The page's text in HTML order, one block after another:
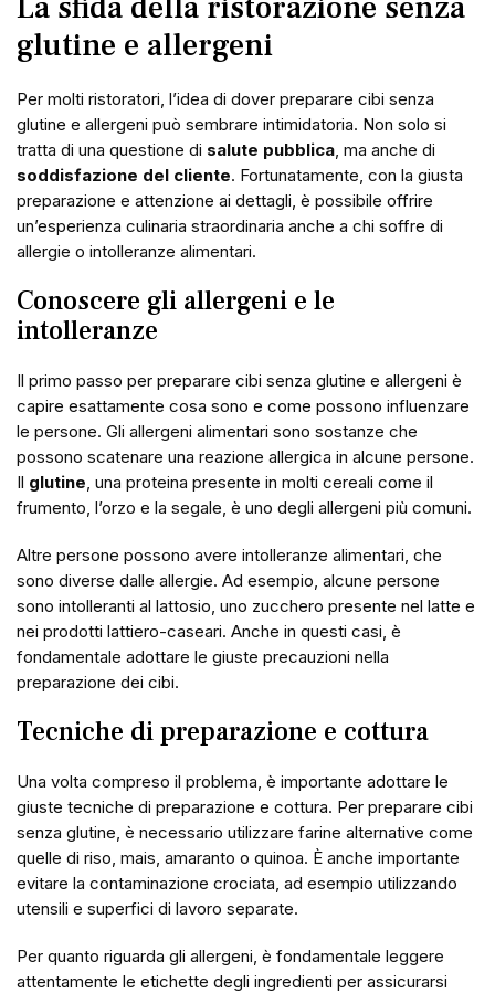
glutine e allergeni
Per molti ristoratori, l’idea di dover preparare cibi senza
glutine e allergeni può sembrare intimidatoria. Non solo si
tratta di una questione di salute pubblica, ma anche di
soddisfazione del cliente. Fortunatamente, con la giusta
preparazione e attenzione ai dettagli, è possibile offrire
un’esperienza culinaria straordinaria anche a chi soffre di
allergie o intolleranze alimentari.
Conoscere gli allergeni e le
intolleranze
Il primo passo per preparare cibi senza glutine e allergeni è
capire esattamente cosa sono e come possono influenzare
le persone. Gli allergeni alimentari sono sostanze che
possono scatenare una reazione allergica in alcune persone.
Il glutine, una proteina presente in molti cereali come il
frumento, l’orzo e la segale, è uno degli allergeni più comuni.
Altre persone possono avere intolleranze alimentari, che
sono diverse dalle allergie. Ad esempio, alcune persone
sono intolleranti al lattosio, uno zucchero presente nel latte e
nei prodotti lattiero-caseari. Anche in questi casi, è
fondamentale adottare le giuste precauzioni nella
preparazione dei cibi.
Tecniche di preparazione e cottura
Una volta compreso il problema, è importante adottare le
giuste tecniche di preparazione e cottura. Per preparare cibi
senza glutine, è necessario utilizzare farine alternative come
quelle di riso, mais, amaranto o quinoa. È anche importante
evitare la contaminazione crociata, ad esempio utilizzando
utensili e superfici di lavoro separate.
Per quanto riguarda gli allergeni, è fondamentale leggere
attentamente le etichette degli ingredienti per assicurarsi